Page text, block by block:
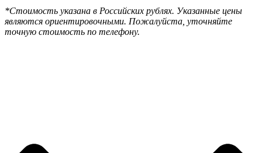
*Стоимость указана в Российских рублях. Указанные цены
являются ориентировочными. Пожалуйста, уточняйте
точную стоимость по телефону.